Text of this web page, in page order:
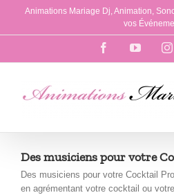
Passer
contenu
Animations Mariage Dj, Animation,
vos
FacebookYouTube
Des musiciens pour votre
Des musiciens pour votre Cocktail
en agrémentant votre cocktail ou